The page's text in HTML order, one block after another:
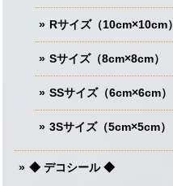
Rサイズ（10cm×10cm）
Sサイズ（8cm×8cm）
SSサイズ（6cm×6cm）
3Sサイズ（5cm×5cm）
◆ デコシール ◆